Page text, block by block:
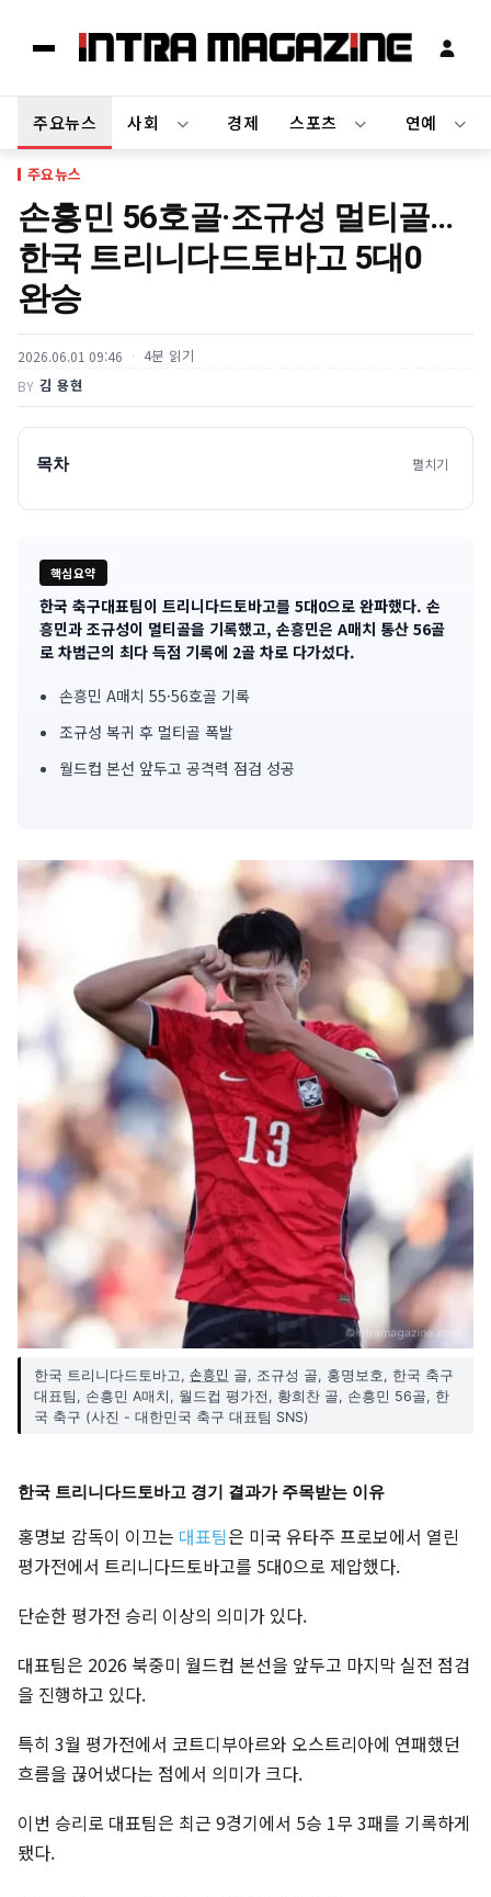
주요뉴스 사회 경제 스포츠 연예
주요뉴스
손흥민 56호골·조규성 멀티골…
한국 트리니다드토바고 5대0
완승
2026.06.01 09:46 4분 읽기
BY 김 용현
목차 펼치기
핵심요약
기
사
핵
심
한국 축구대표팀이 트리니다드토바고를 5대0으로 완파했다. 손
흥민과 조규성이 멀티골을 기록했고, 손흥민은 A매치 통산 56골
로 차범근의 최다 득점 기록에 2골 차로 다가섰다.
손흥민 A매치 55·56호골 기록
조규성 복귀 후 멀티골 폭발
월드컵 본선 앞두고 공격력 점검 성공
한국 트리니다드토바고, 손흥민 골, 조규성 골, 홍명보호, 한국 축구
대표팀, 손흥민 A매치, 월드컵 평가전, 황희찬 골, 손흥민 56골, 한
국 축구 (사진 - 대한민국 축구 대표팀 SNS)
한국 트리니다드토바고 경기 결과가 주목받는 이유
홍명보 감독이 이끄는 대표팀은 미국 유타주 프로보에서 열린
평가전에서 트리니다드토바고를 5대0으로 제압했다.
단순한 평가전 승리 이상의 의미가 있다.
대표팀은 2026 북중미 월드컵 본선을 앞두고 마지막 실전 점검
을 진행하고 있다.
특히 3월 평가전에서 코트디부아르와 오스트리아에 연패했던
흐름을 끊어냈다는 점에서 의미가 크다.
이번 승리로 대표팀은 최근 9경기에서 5승 1무 3패를 기록하게
됐다.